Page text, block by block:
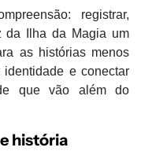
registrar,
Ilha da Magia um
as histórias menos
e conectar
que vão além do
história